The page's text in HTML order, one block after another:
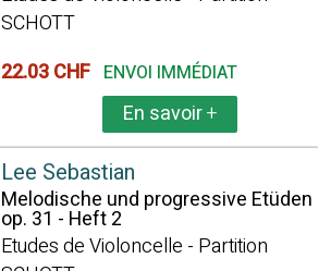
SCHOTT
22.03 CHF ENVOI IMMÉDIAT
En savoir+
Lee Sebastian
Melodische und progressive Etüden
op. 31 - Heft 2
Etudes de Violoncelle - Partition